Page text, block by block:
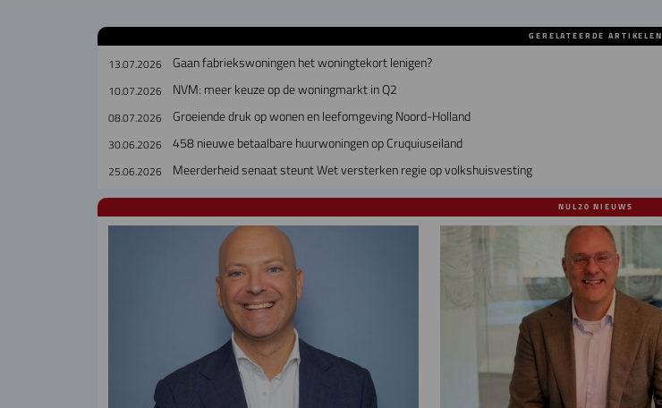
GERELATEERDE ARTIKELEN
13.07.2026 Gaan fabriekswoningen het woningtekort lenigen?
10.07.2026 NVM: meer keuze op de woningmarkt in Q2
08.07.2026 Groeiende druk op wonen en leefomgeving Noord-Holland
30.06.2026 458 nieuwe betaalbare huurwoningen op Cruquiuseiland
25.06.2026 Meerderheid senaat steunt Wet versterken regie op volkshuisvesting
NUL20 NIEUWS